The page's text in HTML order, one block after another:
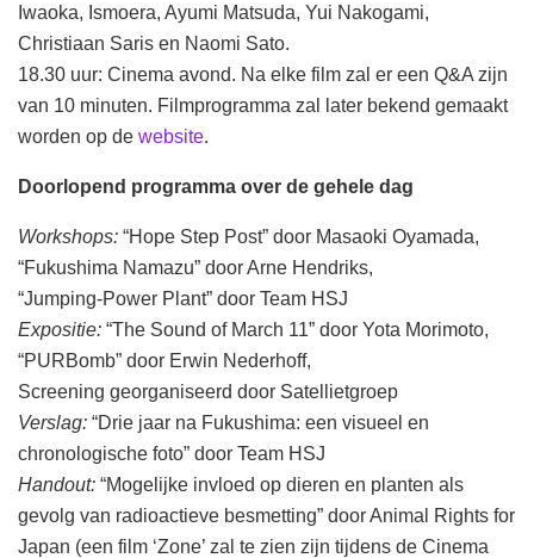
Iwaoka, Ismoera, Ayumi Matsuda, Yui Nakogami,
Christiaan Saris en Naomi Sato.
18.30 uur: Cinema avond. Na elke film zal er een Q&A zijn
van 10 minuten. Filmprogramma zal later bekend gemaakt
worden op de website.
Doorlopend programma over de gehele dag
Workshops: “Hope Step Post” door Masaoki Oyamada,
“Fukushima Namazu” door Arne Hendriks,
“Jumping-Power Plant” door Team HSJ
Expositie: “The Sound of March 11” door Yota Morimoto,
“PURBomb” door Erwin Nederhoff,
Screening georganiseerd door Satellietgroep
Verslag: “Drie jaar na Fukushima: een visueel en
chronologische foto” door Team HSJ
Handout: “Mogelijke invloed op dieren en planten als
gevolg van radioactieve besmetting” door Animal Rights for
Japan (een film ‘Zone’ zal te zien zijn tijdens de Cinema